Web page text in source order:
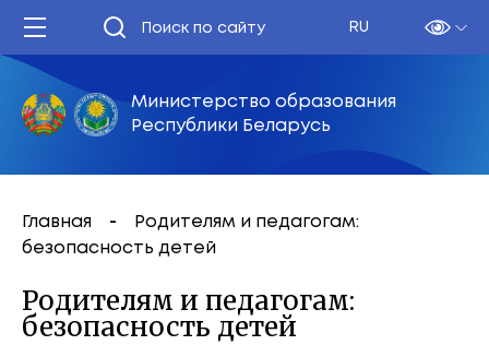
RU
Министерство образования
Республики Беларусь
Главная
Родителям и педагогам:
безопасность детей
Родителям и педагогам:
безопасность детей